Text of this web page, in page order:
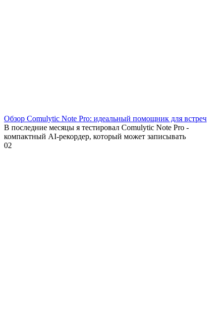
Обзор Comulytic Note Pro: идеальный помощник для встреч
В последние месяцы я тестировал Comulytic Note Pro -
компактный AI-рекордер, который может записывать
02